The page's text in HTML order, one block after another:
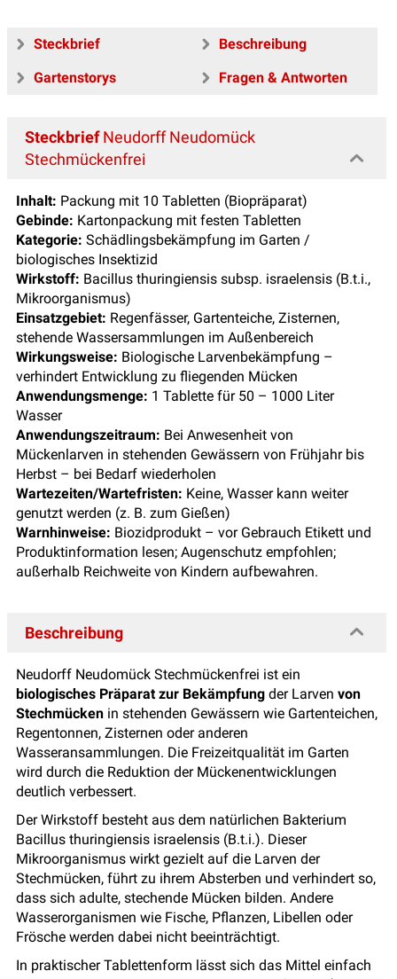
Steckbrief
Beschreibung
Gartenstorys
Fragen & Antworten
SteckbriefNeudorff Neudomück
Stechmückenfrei
Inhalt: Packung mit 10 Tabletten (Biopräparat)
Gebinde: Kartonpackung mit festen Tabletten
Kategorie: Schädlingsbekämpfung im Garten /
biologisches Insektizid
Wirkstoff: Bacillus thuringiensis subsp. israelensis (B.t.i.,
Mikroorganismus)
Einsatzgebiet: Regenfässer, Gartenteiche, Zisternen,
stehende Wassersammlungen im Außenbereich
Wirkungsweise: Biologische Larvenbekämpfung –
verhindert Entwicklung zu fliegenden Mücken
Anwendungsmenge: 1 Tablette für 50 – 1000 Liter
Wasser
Anwendungszeitraum: Bei Anwesenheit von
Mückenlarven in stehenden Gewässern von Frühjahr bis
Herbst – bei Bedarf wiederholen
Wartezeiten/Wartefristen: Keine, Wasser kann weiter
genutzt werden (z. B. zum Gießen)
Warnhinweise: Biozidprodukt – vor Gebrauch Etikett und
Produktinformation lesen; Augenschutz empfohlen;
außerhalb Reichweite von Kindern aufbewahren.
Beschreibung
Neudorff Neudomück Stechmückenfrei ist ein
biologisches Präparat zur Bekämpfung der Larven von
Stechmücken in stehenden Gewässern wie Gartenteichen,
Regentonnen, Zisternen oder anderen
Wasseransammlungen. Die Freizeitqualität im Garten
wird durch die Reduktion der Mückenentwicklungen
deutlich verbessert.
Der Wirkstoff besteht aus dem natürlichen Bakterium
Bacillus thuringiensis israelensis (B.t.i.). Dieser
Mikroorganismus wirkt gezielt auf die Larven der
Stechmücken, führt zu ihrem Absterben und verhindert so,
dass sich adulte, stechende Mücken bilden. Andere
Wasserorganismen wie Fische, Pflanzen, Libellen oder
Frösche werden dabei nicht beeinträchtigt.
In praktischer Tablettenform lässt sich das Mittel einfach